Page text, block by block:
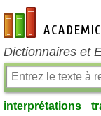
fr-academic.com
Dictionnaires et
interprétations